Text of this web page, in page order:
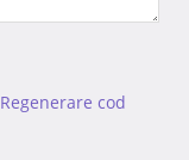
Regenerare cod